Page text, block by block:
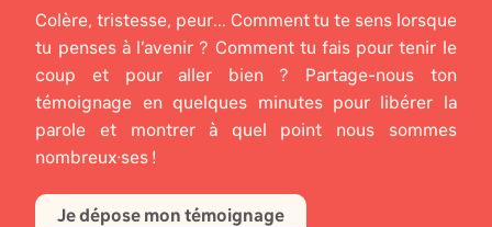
Colère, tristesse, peur... Comment tu te sens lorsque
tu penses à l’avenir ? Comment tu fais pour tenir le
coup et pour aller bien ? Partage-nous ton
témoignage en quelques minutes pour libérer la
parole et montrer à quel point nous sommes
nombreux·ses !
Je dépose mon témoignage